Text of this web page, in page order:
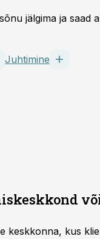
jälgima ja saad
Juhtimine
keskkonna, kus